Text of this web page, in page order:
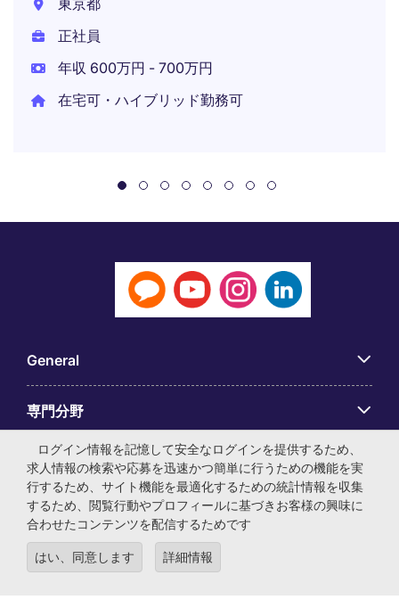
東京都
正社員
年収 600万円 - 700万円
在宅可・ハイブリッド勤務可
General
専門分野
アプリ
Employer Centre
ログイン情報を記憶して安全なログインを提供するため、
求人情報の検索や応募を迅速かつ簡単に行うための機能を実
行するため、サイト機能を最適化するための統計情報を収集
するため、閲覧行動やプロフィールに基づきお客様の興味に
合わせたコンテンツを配信するためです
はい、同意します 詳細情報